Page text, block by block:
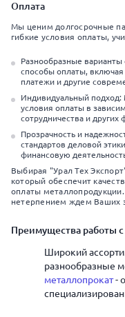
Оплата
Мы ценим долгосрочные
гибкие условия оплаты,
Разнообразные
способы оплаты,
платежи и другие
Индивидуальный подход:
условия оплаты в
сотрудничества и других
Прозрачность и
стандартов деловой
финансовую
Выбирая "Урал Тех
который обеспечит
оплаты
нетерпением ждем Ваших
Преимущества работы с
Широкий
разнообразные
металлопрокат-